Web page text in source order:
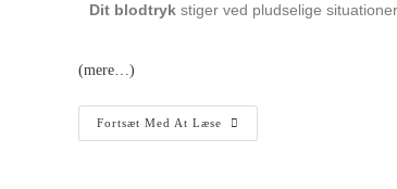
Dit blodtryk stiger ved pludselige
(mere…)
Fortsæt Med At Læse